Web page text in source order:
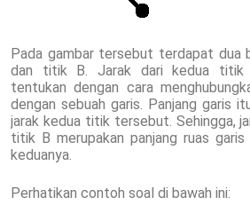
Pada gambar tersebut terdapat
dan titik B. Jarak dari kedua
tentukan dengan cara
dengan sebuah garis. Panjang garis
jarak kedua titik tersebut. Sehingga,
titik B merupakan panjang ruas garis
keduanya.
Perhatikan contoh soal di bawah ini: